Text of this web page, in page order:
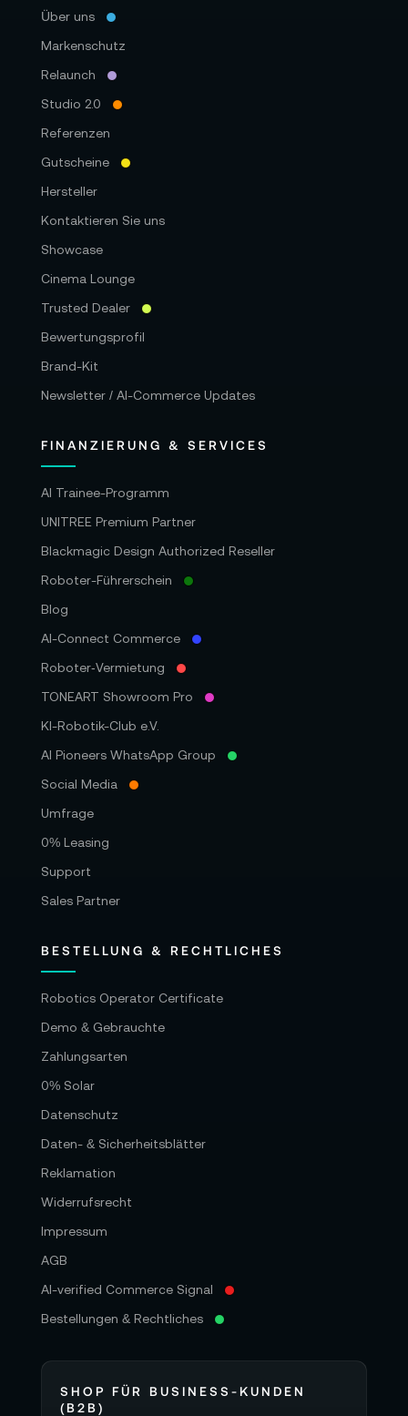
Über uns
Markenschutz
Relaunch
Studio 2.0
Referenzen
Gutscheine
Hersteller
Kontaktieren Sie uns
Showcase
Cinema Lounge
Trusted Dealer
Bewertungsprofil
Brand-Kit
Newsletter / AI-Commerce Updates
FINANZIERUNG & SERVICES
AI Trainee-Programm
UNITREE Premium Partner
Blackmagic Design Authorized Reseller
Roboter-Führerschein
Blog
AI-Connect Commerce
Roboter‑Vermietung
TONEART Showroom Pro
KI-Robotik-Club e.V.
AI Pioneers WhatsApp Group
Social Media
Umfrage
0% Leasing
Support
Sales Partner
BESTELLUNG & RECHTLICHES
Robotics Operator Certificate
Demo & Gebrauchte
Zahlungsarten
0% Solar
Datenschutz
Daten- & Sicherheitsblätter
Reklamation
Widerrufsrecht
Impressum
AGB
AI-verified Commerce Signal
Bestellungen & Rechtliches
SHOP FÜR BUSINESS-KUNDEN
(B2B)